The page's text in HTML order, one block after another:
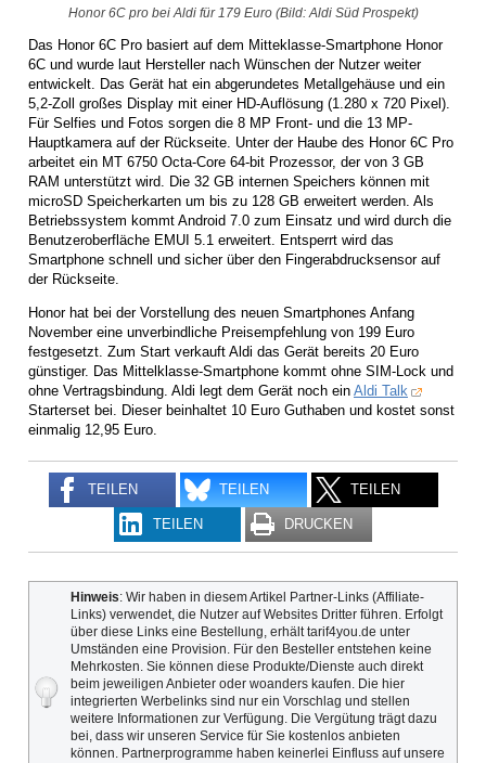
Honor 6C pro bei Aldi für 179 Euro (Bild: Aldi Süd Prospekt)
Das Honor 6C Pro basiert auf dem Mitteklasse-Smartphone Honor
6C und wurde laut Hersteller nach Wünschen der Nutzer weiter
entwickelt. Das Gerät hat ein abgerundetes Metallgehäuse und ein
5,2-Zoll großes Display mit einer HD-Auflösung (1.280 x 720 Pixel).
Für Selfies und Fotos sorgen die 8 MP Front- und die 13 MP-
Hauptkamera auf der Rückseite. Unter der Haube des Honor 6C Pro
arbeitet ein MT 6750 Octa-Core 64-bit Prozessor, der von 3 GB
RAM unterstützt wird. Die 32 GB internen Speichers können mit
microSD Speicherkarten um bis zu 128 GB erweitert werden. Als
Betriebssystem kommt Android 7.0 zum Einsatz und wird durch die
Benutzeroberfläche EMUI 5.1 erweitert. Entsperrt wird das
Smartphone schnell und sicher über den Fingerabdrucksensor auf
der Rückseite.
Honor hat bei der Vorstellung des neuen Smartphones Anfang
November eine unverbindliche Preisempfehlung von 199 Euro
festgesetzt. Zum Start verkauft Aldi das Gerät bereits 20 Euro
günstiger. Das Mittelklasse-Smartphone kommt ohne SIM-Lock und
ohne Vertragsbindung. Aldi legt dem Gerät noch ein Aldi Talk
Starterset bei. Dieser beinhaltet 10 Euro Guthaben und kostet sonst
einmalig 12,95 Euro.
TEILEN TEILEN TEILEN
TEILEN DRUCKEN
Hinweis: Wir haben in diesem Artikel Partner-Links (Affiliate-
Links) verwendet, die Nutzer auf Websites Dritter führen. Erfolgt
über diese Links eine Bestellung, erhält tarif4you.de unter
Umständen eine Provision. Für den Besteller entstehen keine
Mehrkosten. Sie können diese Produkte/Dienste auch direkt
beim jeweiligen Anbieter oder woanders kaufen. Die hier
integrierten Werbelinks sind nur ein Vorschlag und stellen
weitere Informationen zur Verfügung. Die Vergütung trägt dazu
bei, dass wir unseren Service für Sie kostenlos anbieten
können. Partnerprogramme haben keinerlei Einfluss auf unsere